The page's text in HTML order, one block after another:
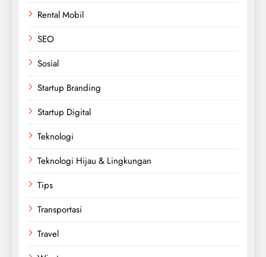
Rental Mobil
SEO
Sosial
Startup Branding
Startup Digital
Teknologi
Teknologi Hijau & Lingkungan
Tips
Transportasi
Travel